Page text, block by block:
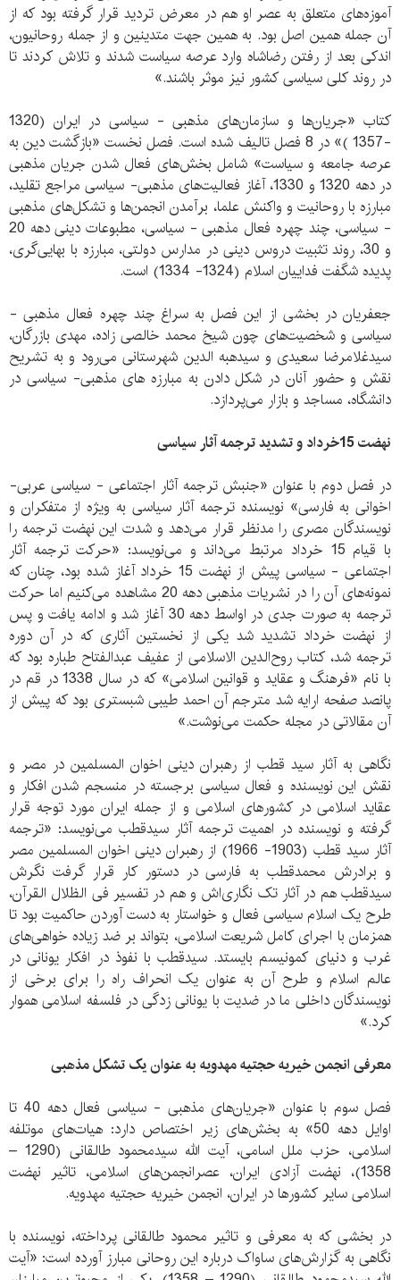
آموزه‌های متعلق به عصر او هم در معرض تردید قرار گرفته بود که از
آن جمله همین اصل بود. به همین جهت متدینین و از جمله روحانیون،
اندکی بعد از رفتن رضاشاه وارد عرصه سیاست شدند و تلاش کردند تا
در روند کلی سیاسی کشور نیز موثر باشند.»
کتاب «جریان‌ها و سازمان‌های مذهبی - سیاسی در ایران (1320
-1357 )» در 8 فصل تالیف شده است. فصل نخست «بازگشت دین به
عرصه جامعه و سیاست» شامل بخش‌های فعال شدن جریان مذهبی
در دهه 1320 و 1330، آغاز فعالیت‌های مذهبی- سیاسی مراجع تقلید،
مبارزه با روحانیت و واکنش علما، برآمدن انجمن‌ها و تشکل‌های مذهبی
- سیاسی، چند چهره فعال مذهبی - سیاسی، مطبوعات دینی دهه 20
و 30، روند تثبیت دروس دینی در مدارس دولتی، مبارزه با بهایی‌گری،
پدیده شگفت فداییان اسلام (1324- 1334) است.
جعفریان در بخشی از این فصل به سراغ چند چهره فعال مذهبی -
سیاسی و شخصیت‌های چون شیخ محمد خالصی زاده، مهدی بازرگان،
سیدغلامرضا سعیدی و سیدهبه الدین شهرستانی می‌رود و به تشریح
نقش و حضور آنان در شکل دادن به مبارزه های مذهبی- سیاسی در
دانشگاه، مساجد و بازار می‌پردازد.
نهضت 15خرداد و تشدید ترجمه آثار سیاسی
در فصل دوم با عنوان «جنبش ترجمه آثار اجتماعی - سیاسی عربی-
اخوانی به فارسی» نویسنده ترجمه آثار سیاسی به ویژه از متفکران و
نویسندگان مصری را مدنظر قرار می‌دهد و شدت این نهضت ترجمه را
با قیام 15 خرداد مرتبط می‌داند و می‌نویسد: «حرکت ترجمه آثار
اجتماعی - سیاسی پیش از نهضت 15 خرداد آغاز شده بود، چنان که
نمونه‌های آن را در نشریات مذهبی دهه 20 مشاهده می‌کنیم اما حرکت
ترجمه به صورت جدی در اواسط دهه 30 آغاز شد و ادامه یافت و پس
از نهضت خرداد تشدید شد یکی از نخستین آثاری که در آن دوره
ترجمه شد، کتاب روح‌الدین الاسلامی از عفیف عبدالفتاح طباره بود که
با نام «فرهنگ و عقاید و قوانین اسلامی» که در سال 1338 در قم در
پانصد صفحه ارایه شد مترجم آن احمد طیبی شبستری بود که پیش از
آن مقالاتی در مجله حکمت می‌نوشت.»
نگاهی به آثار سید قطب از رهبران دینی اخوان المسلمین در مصر و
نقش این نویسنده و فعال سیاسی برجسته در منسجم شدن افکار و
عقاید اسلامی در کشورهای اسلامی و از جمله ایران مورد توجه قرار
گرفته و نویسنده در اهمیت ترجمه آثار سیدقطب می‌نویسد: «ترجمه
آثار سید قطب (1903- 1966) از رهبران دینی اخوان المسلمین مصر
و برادرش محمدقطب به فارسی در دستور کار قرار گرفت نگرش
سیدقطب هم در آثار تک نگاری‌اش و هم در تفسیر فی الظلال القرآن،
طرح یک اسلام سیاسی فعال و خواستار به دست آوردن حاکمیت بود تا
همزمان با اجرای کامل شریعت اسلامی، بتواند بر ضد زیاده خواهی‌های
غرب و دنیای کمونیسم بایستد. سیدقطب با نفوذ در افکار یونانی در
عالم اسلام و طرح آن به عنوان یک انحراف راه را برای برخی از
نویسندگان داخلی ما در ضدیت با یونانی زدگی در فلسفه اسلامی هموار
کرد.»
معرفی انجمن خیریه حجتیه مهدویه به عنوان یک تشکل مذهبی
فصل سوم با عنوان «جریان‌های مذهبی - سیاسی فعال دهه 40 تا
اوایل دهه 50» به بخش‌های زیر اختصاص دارد: هیات‌های موتلفه
اسلامی، حزب ملل اسامی، آیت الله سیدمحمود طالقانی (1290 –
1358)، نهضت آزادی ایران، عصرانجمن‌های اسلامی، تاثیر نهضت
اسلامی سایر کشورها در ایران، انجمن خیریه حجتیه مهدویه.
در بخشی که به معرفی و تاثیر محمود طالقانی پرداخته، نویسنده با
نگاهی به گزارش‌های ساواک درباره این روحانی مبارز آورده است: «آیت